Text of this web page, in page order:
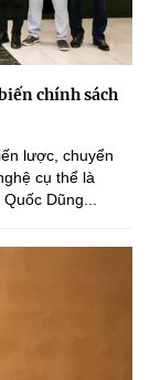
chính sách
lược, chuyển
cụ thể là
Dũng...